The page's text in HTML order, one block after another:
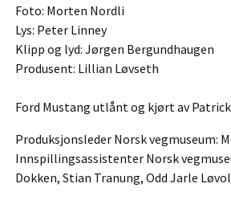
Foto: Morten Nordli
Lys: Peter Linney
Klipp og lyd: Jørgen Bergundhaugen
Produsent: Lillian Løvseth
Ford Mustang utlånt og kjørt av
Produksjonsleder Norsk vegmuseum:
Innspillingsassistenter Norsk
Dokken, Stian Tranung, Odd Jarle